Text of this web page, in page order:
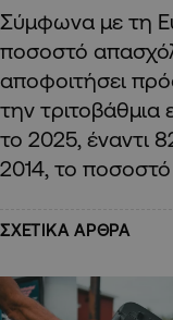
Σύμφωνα με τη
ποσοστό
αποφοιτήσει
την
το 2025, έναντι
2014, το ποσοστό
ΣΧΕΤΙΚΑ ΑΡΘΡΑ